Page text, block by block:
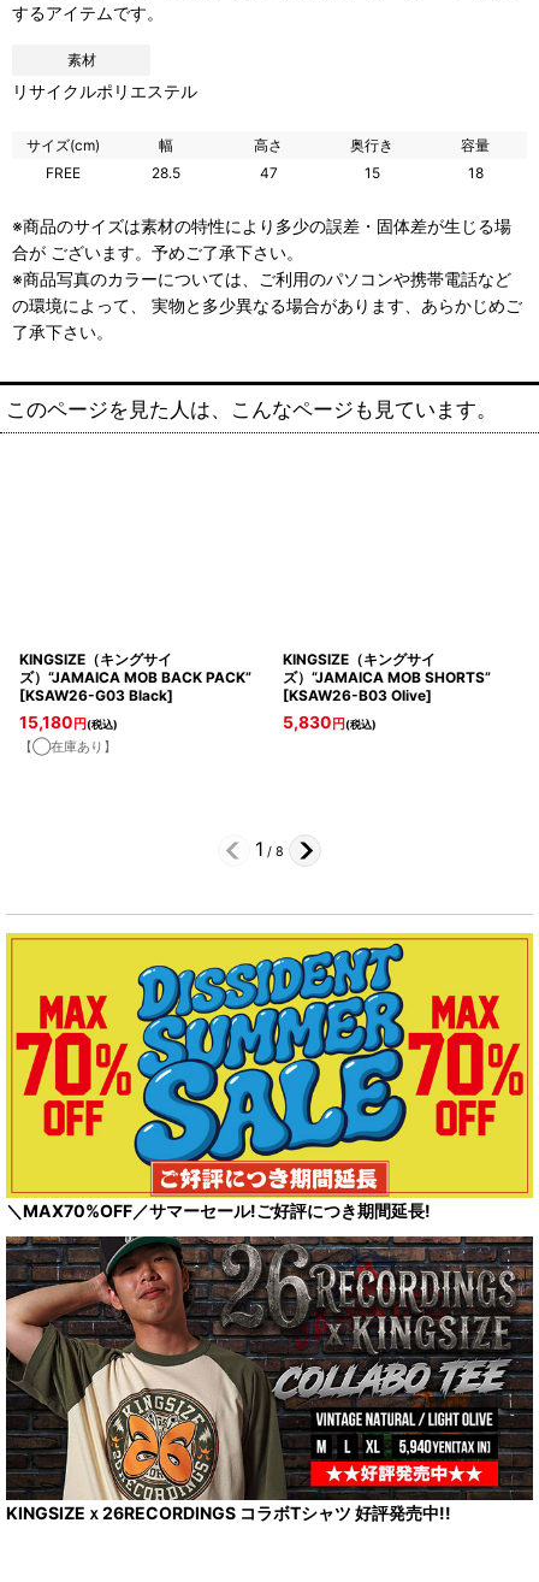
するアイテムです。
素材
リサイクルポリエステル
サイズ(cm) 幅 高さ 奥行き
容量
FREE
28.5 47 15 18
※商品のサイズは素材の特性により多少の誤差・固体差が生じる場
合が ございます。予めご了承下さい。
※商品写真のカラーについては、ご利用のパソコンや携帯電話など
の環境によって、 実物と多少異なる場合があります、あらかじめご
了承下さい。
このページを見た人は、こんなページも見ています。
KINGSIZE（キングサイ
ズ）“JAMAICA MOB BACK PACK”
[KSAW26-G03 Black]
15,180 円(税込)
【◯在庫あり】
KINGSIZE（キングサイ
ズ）“JAMAICA MOB SHORTS”
[KSAW26-B03 Olive]
5,830 円(税込)
1 / 8
＼MAX70%OFF／サマーセール!ご好評につき期間延長!
KINGSIZEｘ26RECORDINGS コラボTシャツ 好評発売中!!